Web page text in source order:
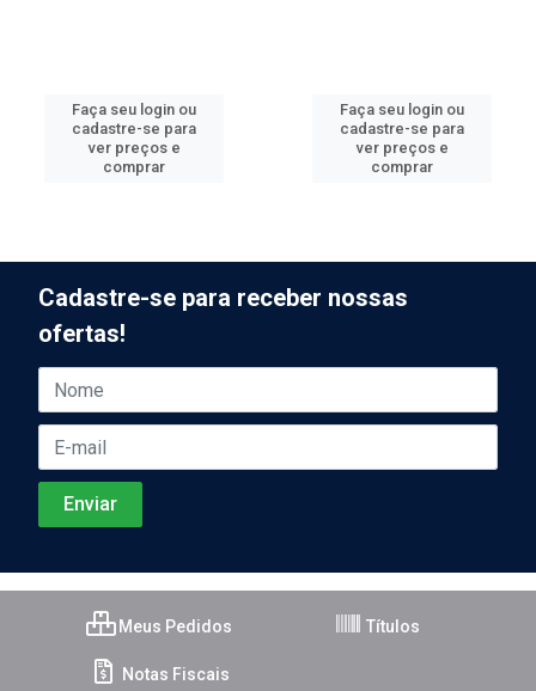
Faça seu login ou
cadastre-se para
ver preços e
comprar
Faça seu login ou
cadastre-se para
ver preços e
comprar
Cadastre-se para receber nossas
ofertas!
Meus Pedidos Títulos
Notas Fiscais